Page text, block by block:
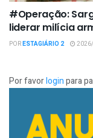
#Operação:
liderar milícia
PORESTAGIÁRIO 2
Por favorloginpara